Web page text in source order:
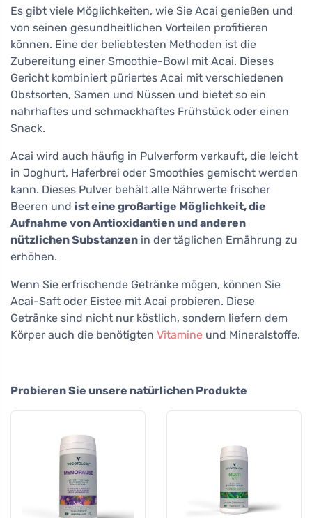
Es gibt viele Möglichkeiten, wie Sie Acai genießen und
von seinen gesundheitlichen Vorteilen profitieren
können. Eine der beliebtesten Methoden ist die
Zubereitung einer Smoothie-Bowl mit Acai. Dieses
Gericht kombiniert püriertes Acai mit verschiedenen
Obstsorten, Samen und Nüssen und bietet so ein
nahrhaftes und schmackhaftes Frühstück oder einen
Snack.
Acai wird auch häufig in Pulverform verkauft, die leicht
in Joghurt, Haferbrei oder Smoothies gemischt werden
kann. Dieses Pulver behält alle Nährwerte frischer
Beeren und ist eine großartige Möglichkeit, die
Aufnahme von Antioxidantien und anderen
nützlichen Substanzen in der täglichen Ernährung zu
erhöhen.
Wenn Sie erfrischende Getränke mögen, können Sie
Acai-Saft oder Eistee mit Acai probieren. Diese
Getränke sind nicht nur köstlich, sondern liefern dem
Körper auch die benötigten Vitamine und Mineralstoffe.
Probieren Sie unsere natürlichen Produkte